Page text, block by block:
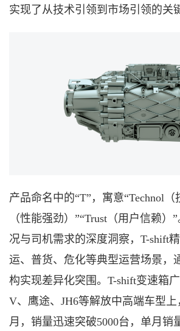
实现了从技术引领到市场引领的关
产品命名中的“T”，寓意“Technol
（性能强劲）”“Trust（用户信赖）
况与司机需求的深度洞察，T-shift
运、普货、危化等典型运营场景，
构实现差异化突围。T-shift变速箱
V、鹰途、JH6等解放中高端车型
月，销量迅速突破5000台，单月销